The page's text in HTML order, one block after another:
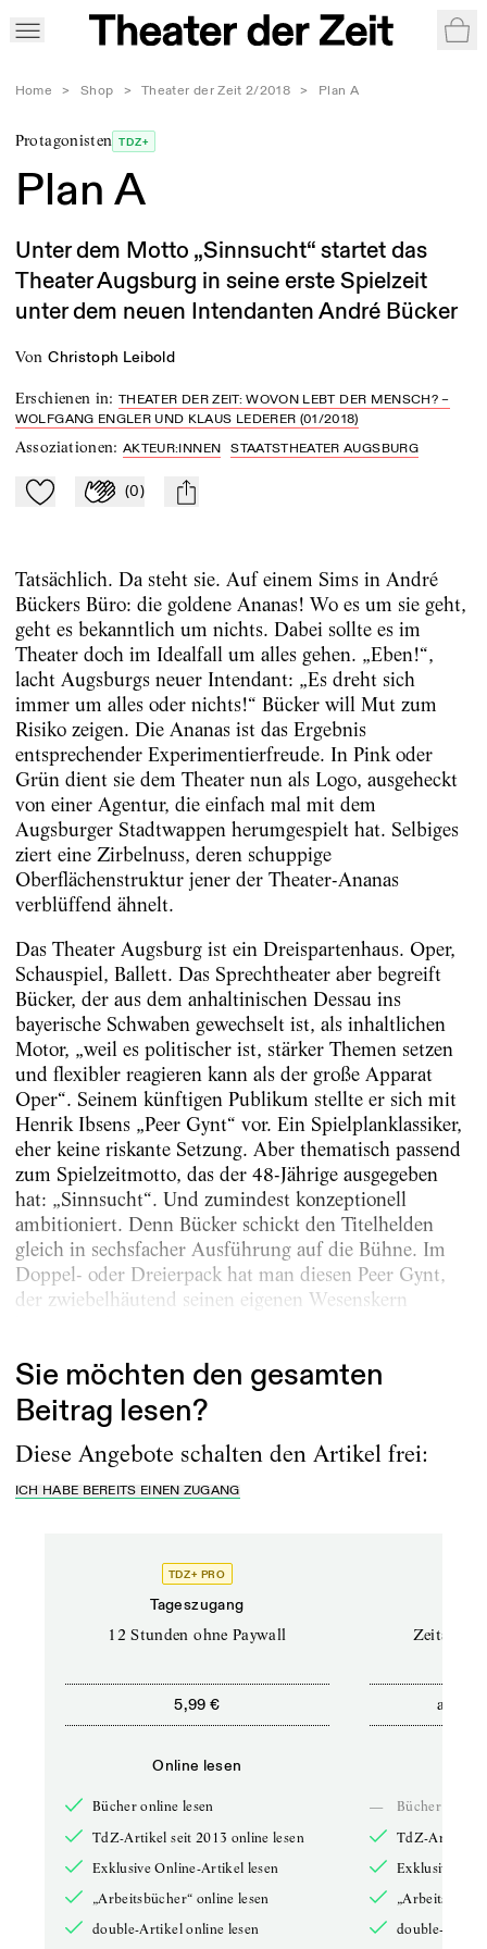
Home > Shop > Theater der Zeit 2/2018 > Plan A
Protagonisten TDZ+
Plan A
Unter dem Motto „Sinnsucht“ startet das
Theater Augsburg in seine erste Spielzeit
unter dem neuen Intendanten André Bücker
von Christoph Leibold
Erschienen in:THEATER DER ZEIT: WOVON LEBT DER MENSCH? –
WOLFGANG ENGLER UND KLAUS LEDERER (01/2018)
Assoziationen:AKTEUR:INNEN STAATSTHEATER AUGSBURG
Zu Mein-TdZ hinzufügen
Applaudieren
(0) mail
Tatsächlich. Da steht sie. Auf einem Sims in André
Bückers Büro: die goldene Ananas! Wo es um sie geht,
geht es bekanntlich um nichts. Dabei sollte es im
Theater doch im Idealfall um alles gehen. „Eben!“,
lacht Augsburgs neuer Intendant: „Es dreht sich
immer um alles oder nichts!“ Bücker will Mut zum
Risiko zeigen. Die Ananas ist das Ergebnis
entsprechender Experimentierfreude. In Pink oder
Grün dient sie dem Theater nun als Logo, ausgeheckt
von einer Agentur, die einfach mal mit dem
Augsburger Stadtwappen herumgespielt hat. Selbiges
ziert eine Zirbelnuss, deren schuppige
Oberflächenstruktur jener der Theater-Ananas
verblüffend ähnelt.
Das Theater Augsburg ist ein Dreispartenhaus. Oper,
Schauspiel, Ballett. Das Sprechtheater aber begreift
Bücker, der aus dem anhaltinischen Dessau ins
bayerische Schwaben gewechselt ist, als inhaltlichen
Motor, „weil es politischer ist, stärker Themen setzen
und flexibler reagieren kann als der große Apparat
Oper“. Seinem künftigen Publikum stellte er sich mit
Henrik Ibsens „Peer Gynt“ vor. Ein Spielplanklassiker,
eher keine riskante Setzung. Aber thematisch passend
zum Spielzeitmotto, das der 48-Jährige ausgegeben
hat: „Sinnsucht“. Und zumindest konzeptionell
ambitioniert. Denn Bücker schickt den Titelhelden
gleich in sechsfacher Ausführung auf die Bühne. Im
Doppel- oder Dreierpack hat man diesen Peer Gynt,
der zwiebelhäutend seinen eigenen Wesenskern
Sie möchten den gesamten
Beitrag lesen?
Diese Angebote schalten den Artikel frei:
ICH HABE BEREITS EINEN ZUGANG
TDZ+ PRO
Tageszugang
12 Stunden ohne Paywall
5,99 €
Online lesen
Bücher online lesen
TdZ-Artikel seit 2013 online lesen
Exklusive Online-Artikel lesen
„Arbeitsbücher“ online lesen
double-Artikel online lesen
ab
—
Bücher online
TdZ-Artikel
Exklusive
double-